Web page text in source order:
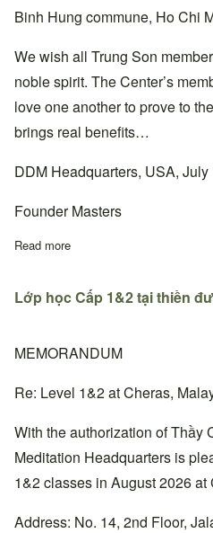
Binh Hung commune, Ho Chi
We wish all Trung Son
noble spirit. The Center’s
love one another to prove to
brings real benefits…
DDM Headquarters, USA,
Founder Masters
Read more
Lớp học Cấp 1&2 tại thiền
MEMORANDUM
Re: Level 1&2 at Cheras,
With the authorization of Thầy
Meditation Headquarters is
1&2 classes in August 2026 at
Address: No. 14, 2nd Floor,